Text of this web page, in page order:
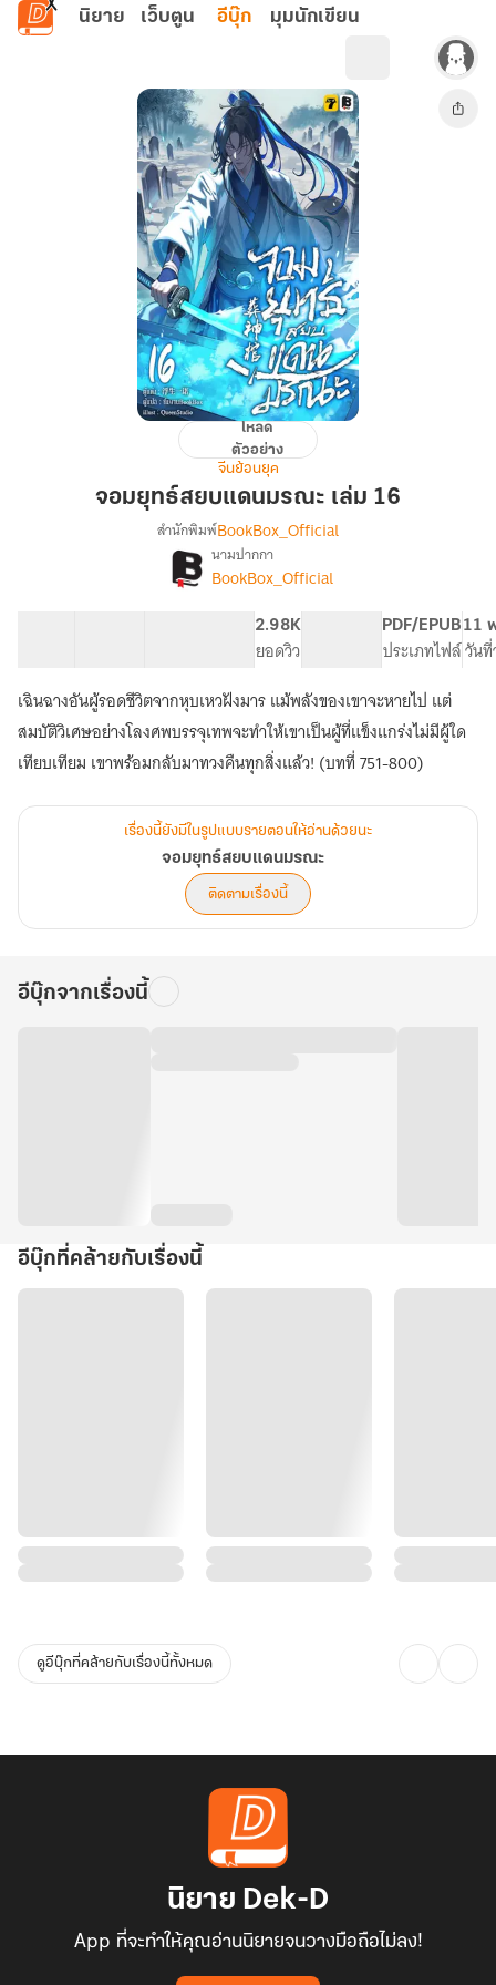
ข้ามไปยังเนื้อหาหลัก
นิยาย เว็บตูน อีบุ๊ก มุมนักเขียน
สยบ
แดน
มรณะ
โหลด
ตัวอย่าง
จีนย้อนยุค
จอมยุทธ์สยบแดนมรณะ เล่ม 16
เรื่อง
จอม
ยุทธ์
สยบ
แดน
มรณะ
สำนักพิมพ์BookBox_Official
นามปากกา
BookBox_Official
2.98K
ยอดวิว
PDF/EPUB
ประเภทไฟล์
11
วันที่
เฉินฉางอันผู้รอดชีวิตจากหุบเหวฝังมาร แม้พลังของเขาจะหายไป แต่
สมบัติวิเศษอย่างโลงศพบรรจุเทพจะทำให้เขาเป็นผู้ที่แข็งแกร่งไม่มีผู้ใด
เทียบเทียม เขาพร้อมกลับมาทวงคืนทุกสิ่งแล้ว! (บทที่ 751-800)
เรื่องนี้ยังมีในรูปแบบรายตอนให้อ่านด้วยนะ
จอมยุทธ์สยบแดนมรณะ
ติดตามเรื่องนี้
อีบุ๊กจากเรื่องนี้
อีบุ๊กที่คล้ายกับเรื่องนี้
ดูอีบุ๊กที่คล้ายกับเรื่องนี้ทั้งหมด
นิยาย Dek-D
App ที่จะทำให้คุณอ่านนิยายจนวางมือถือไม่ลง!